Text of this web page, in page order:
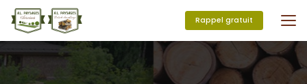
Aller
au
contenu
principal
Rappel gratuit